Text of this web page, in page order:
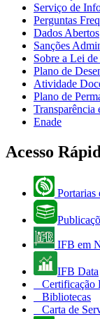
Serviço de
Perguntas
Dados Abertos
Sanções
Sobre a Lei
Plano de
Atividade
Plano de
Transparência
Enade
Acesso
Portarias
IFB em
IFB Data
Certificação
Bibliotecas
Carta de